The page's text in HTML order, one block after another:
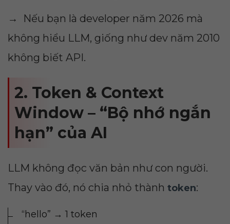
→ Nếu bạn là developer năm 2026 mà
không hiểu LLM, giống như dev năm 2010
không biết API.
2. Token & Context
Window – “Bộ nhớ ngắn
hạn” của AI
LLM không đọc văn bản như con người.
Thay vào đó, nó chia nhỏ thành token:
“hello” → 1 token